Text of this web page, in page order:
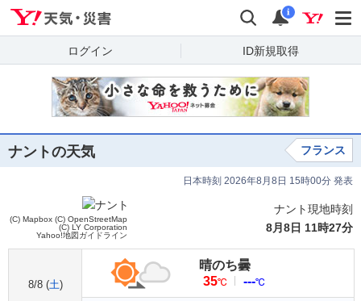
検索 通知
i
ログイン ID新規取得
ナントの天気 フランス
日本時刻 2026年8月8日 15時00分 発表
(C) Mapbox (C) OpenStreetMap
(C) LY Corporation
Yahoo!地図ガイドライン
ナント現地時刻
8月8日 11時27分
8/8 (土)
晴のち曇
35℃ ---℃